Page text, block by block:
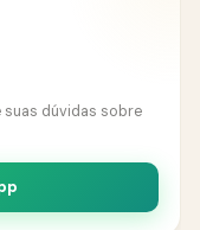
suas dúvidas sobre